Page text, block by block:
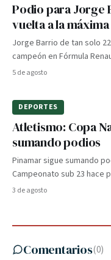
Podio para Jorge
vuelta a la
Jorge Barrio de tan solo
campeón en Fórmula
5 de agosto
DEPORTES
Atletismo: Copa
sumando podios
Pinamar sigue sumando
Campeonato sub 23 hace
3 de agosto
Comentarios(0)